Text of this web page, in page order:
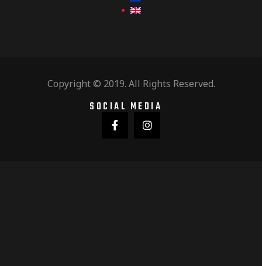
Copyright © 2019. All Rights Reserved.
SOCIAL MEDIA